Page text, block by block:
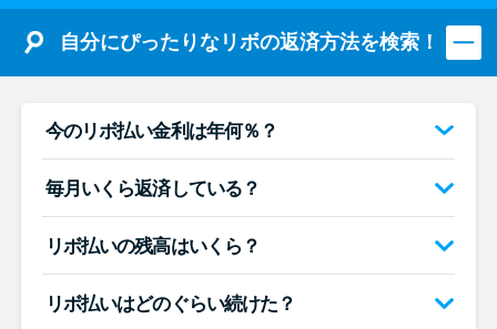
自分にぴったりなリボの返済方法を検索！
今のリボ払い金利は年何％？
毎月いくら返済している？
リボ払いの残高はいくら？
リボ払いはどのぐらい続けた？